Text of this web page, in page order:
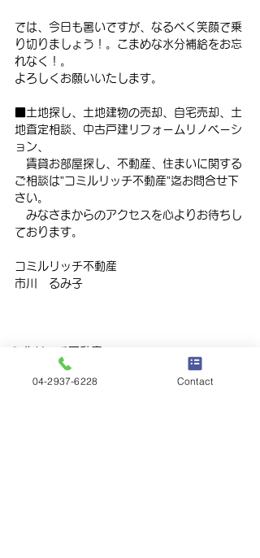
では、今日も暑いですが、なるべく笑顔で乗
り切りましょう！。こまめな水分補給をお忘
れなく！。
よろしくお願いいたします。
■土地探し、土地建物の売却、自宅売却、土
地査定相談、中古戸建リフォームリノベーシ
ョン、
賃貸お部屋探し、不動産、住まいに関する
ご相談は”コミルリッチ不動産”迄お問合せ下
さい。
みなさまからのアクセスを心よりお待ちし
ております。
コミルリッチ不動産
市川　るみ子
04-2937-6228 Contact